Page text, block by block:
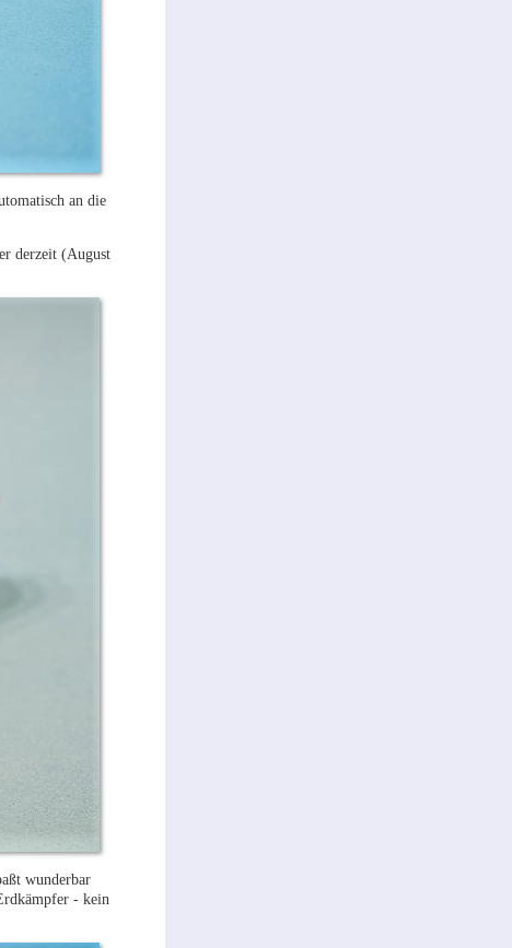
an die
derzeit (August
wunderbar
- kein